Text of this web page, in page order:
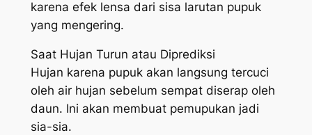
karena efek lensa dari sisa larutan pupuk
yang mengering.
Saat Hujan Turun atau Diprediksi
Hujan karena pupuk akan langsung tercuci
oleh air hujan sebelum sempat diserap oleh
daun. Ini akan membuat pemupukan jadi
sia-sia.